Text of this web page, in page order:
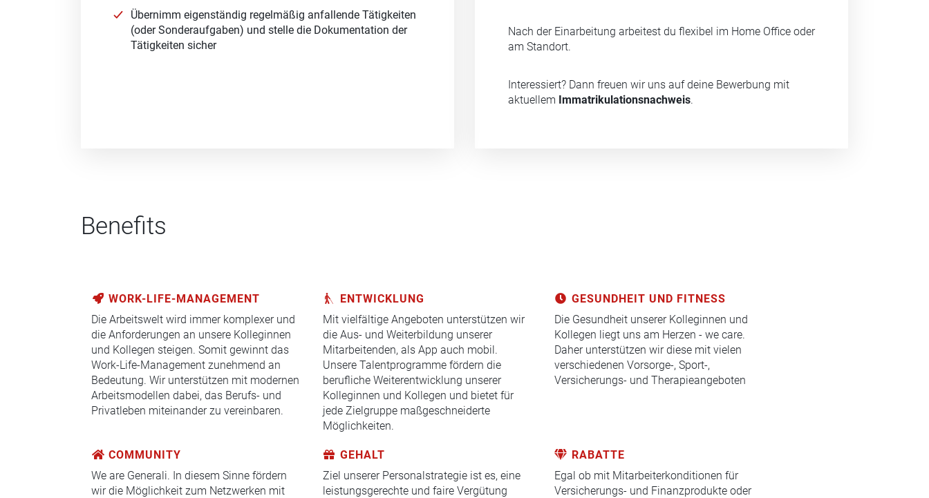
Übernimm eigenständig regelmäßig anfallende Tätigkeiten
(oder Sonderaufgaben) und stelle die Dokumentation der
Tätigkeiten sicher
Nach der Einarbeitung arbeitest du flexibel im Home Office oder
am Standort.
Interessiert? Dann freuen wir uns auf deine Bewerbung mit
aktuellem Immatrikulationsnachweis.
Benefits
WORK-LIFE-MANAGEMENT
Die Arbeitswelt wird immer komplexer und
die Anforderungen an unsere Kolleginnen
und Kollegen steigen. Somit gewinnt das
Work-Life-Management zunehmend an
Bedeutung. Wir unterstützen mit modernen
Arbeitsmodellen dabei, das Berufs- und
Privatleben miteinander zu vereinbaren.
ENTWICKLUNG
Mit vielfältige Angeboten unterstützen wir
die Aus- und Weiterbildung unserer
Mitarbeitenden, als App auch mobil.
Unsere Talentprogramme fördern die
berufliche Weiterentwicklung unserer
Kolleginnen und Kollegen und bietet für
jede Zielgruppe maßgeschneiderte
Möglichkeiten.
GESUNDHEIT UND FITNESS
Die Gesundheit unserer Kolleginnen und
Kollegen liegt uns am Herzen - we care.
Daher unterstützen wir diese mit vielen
verschiedenen Vorsorge-, Sport-,
Versicherungs- und Therapieangeboten
COMMUNITY
We are Generali. In diesem Sinne fördern
wir die Möglichkeit zum Netzwerken mit
GEHALT
Ziel unserer Personalstrategie ist es, eine
leistungsgerechte und faire Vergütung
RABATTE
Egal ob mit Mitarbeiterkonditionen für
Versicherungs- und Finanzprodukte oder